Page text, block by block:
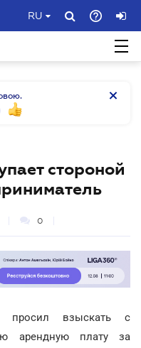
RU
стороной
0
просил взыскать с
арендную плату за